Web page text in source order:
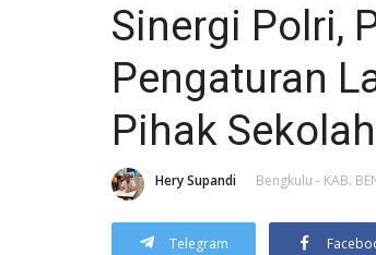
Sinergi Polri,
Pengaturan
Pihak Sekolah
Hery Supandi Bengkulu - KAB.
Telegram